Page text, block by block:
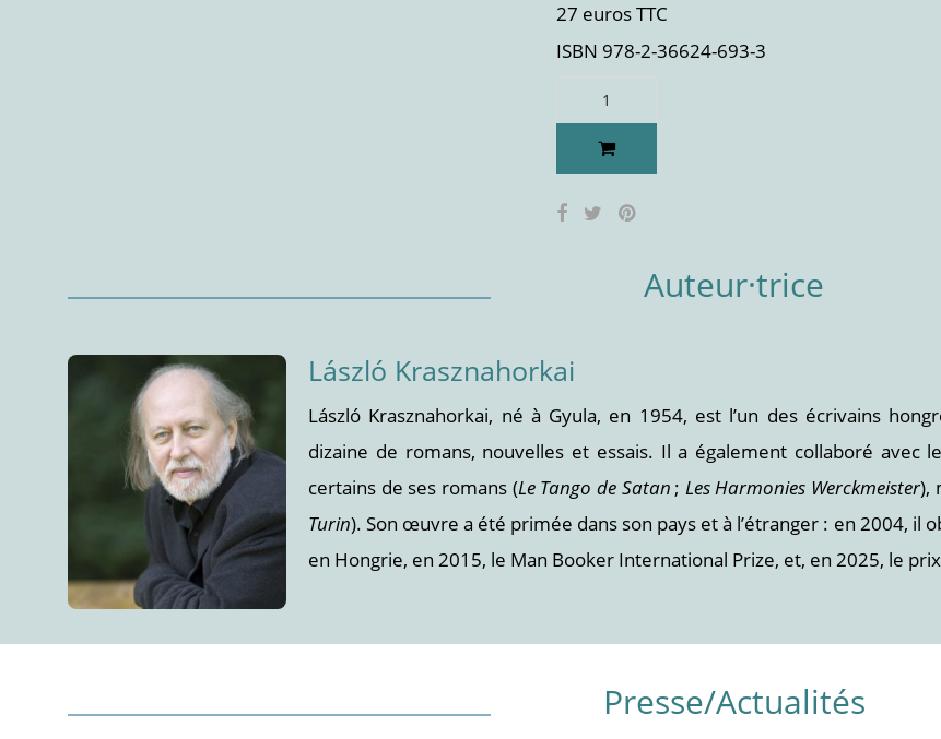
27 euros TTC
ISBN 978-2-36624-693-3
Auteur·trice
László Krasznahorkai
László Krasznahorkai, né à Gyula, en 1954, est l’un des écrivains
dizaine de romans, nouvelles et essais. Il a également collaboré avec
certains de ses romans (Le Tango de Satan ; Les Harmonies Werckmeister),
Turin). Son œuvre a été primée dans son pays et à l’étranger : en 2004,
en Hongrie, en 2015, le Man Booker International Prize, et, en 2025, le
Presse/Actualités